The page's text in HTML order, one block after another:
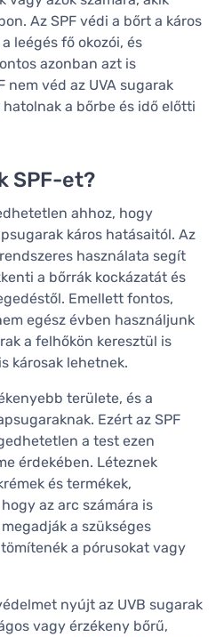
Az SPF védi a bőrt a káros
leégés fő okozói, és
azonban azt is
nem véd az UVA sugarak
a bőrbe és idő előtti
SPF-et?
ahhoz, hogy
káros hatásaitól. Az
használata segít
a bőrrák kockázatát és
Emellett fontos,
egész évben használjunk
a felhőkön keresztül is
károsak lehetnek.
területe, és a
Ezért az SPF
a test ezen
érdekében. Léteznek
és termékek,
az arc számára is
a szükséges
a pórusokat vagy
nyújt az UVB sugarak
vagy érzékeny bőrű,